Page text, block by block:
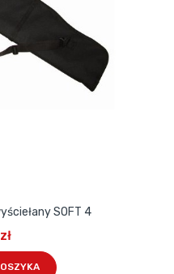
SOFT 4